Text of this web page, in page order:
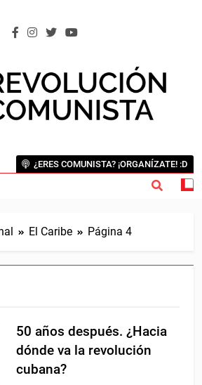
¿ERES COMUNISTA? ¡ORGANÍZATE! :D
El Caribe Página 4
50 años después. ¿Hacia
dónde va la revolución
cubana?